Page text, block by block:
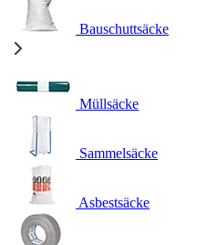
Bauschuttsäcke
Müllsäcke
Sammelsäcke
Asbestsäcke